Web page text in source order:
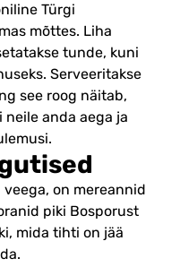
Türgi
mõttes. Liha
tunde, kuni
Serveeritakse
see roog näitab,
neile anda aega ja
on mereannid
piki Bosporust
mida tihti on jää